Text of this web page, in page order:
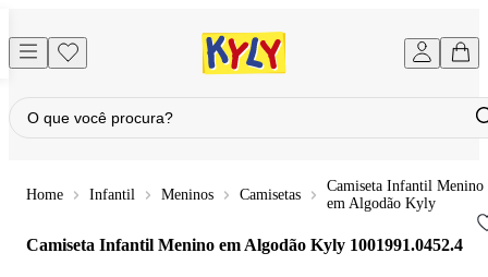
Infantil Meninos Camisetas
Camiseta Infantil Menino
em Algodão Kyly
Camiseta Infantil Menino em Algodão Kyly 1001991.0452.4